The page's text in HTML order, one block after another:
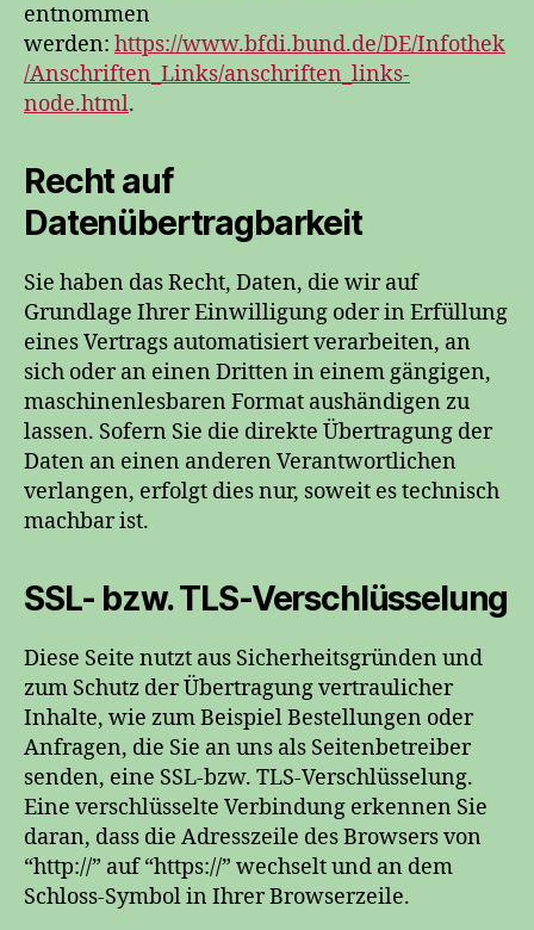
entnommen
werden: https://www.bfdi.bund.de/DE/Infothek
/Anschriften_Links/anschriften_links-
node.html.
Recht auf
Datenübertragbarkeit
Sie haben das Recht, Daten, die wir auf
Grundlage Ihrer Einwilligung oder in Erfüllung
eines Vertrags automatisiert verarbeiten, an
sich oder an einen Dritten in einem gängigen,
maschinenlesbaren Format aushändigen zu
lassen. Sofern Sie die direkte Übertragung der
Daten an einen anderen Verantwortlichen
verlangen, erfolgt dies nur, soweit es technisch
machbar ist.
SSL- bzw. TLS-Verschlüsselung
Diese Seite nutzt aus Sicherheitsgründen und
zum Schutz der Übertragung vertraulicher
Inhalte, wie zum Beispiel Bestellungen oder
Anfragen, die Sie an uns als Seitenbetreiber
senden, eine SSL-bzw. TLS-Verschlüsselung.
Eine verschlüsselte Verbindung erkennen Sie
daran, dass die Adresszeile des Browsers von
“http://” auf “https://” wechselt und an dem
Schloss-Symbol in Ihrer Browserzeile.